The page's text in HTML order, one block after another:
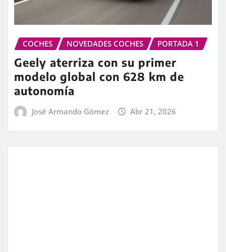
COCHES NOVEDADES COCHES PORTADA 1
Geely aterriza con su primer
modelo global con 628 km de
autonomía
José Armando Gómez Abr 21, 2026